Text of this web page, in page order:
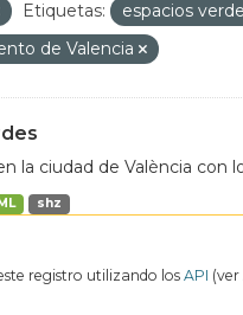
Etiquetas:
espacios
de Valencia
la ciudad de València con
shz
registro utilizando losAPI (ver